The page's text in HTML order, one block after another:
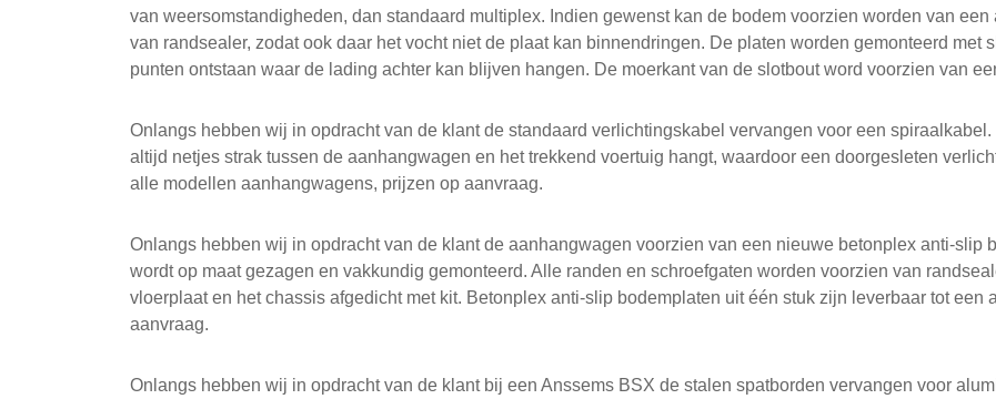
van weersomstandigheden, dan standaard multiplex. Indien gewenst kan de bodem voorzien worden van
van randsealer, zodat ook daar het vocht niet de plaat kan binnendringen. De platen worden gemonteerd met
punten ontstaan waar de lading achter kan blijven hangen. De moerkant van de slotbout word voorzien van
Onlangs hebben wij in opdracht van de klant de standaard verlichtingskabel vervangen voor een
altijd netjes strak tussen de aanhangwagen en het trekkend voertuig hangt, waardoor een doorgesleten
alle modellen aanhangwagens, prijzen op aanvraag.
Onlangs hebben wij in opdracht van de klant de aanhangwagen voorzien van een nieuwe betonplex anti-slip
wordt op maat gezagen en vakkundig gemonteerd. Alle randen en schroefgaten worden voorzien van
vloerplaat en het chassis afgedicht met kit. Betonplex anti-slip bodemplaten uit één stuk zijn leverbaar tot een
aanvraag.
Onlangs hebben wij in opdracht van de klant bij een Anssems BSX de stalen spatborden vervangen voor